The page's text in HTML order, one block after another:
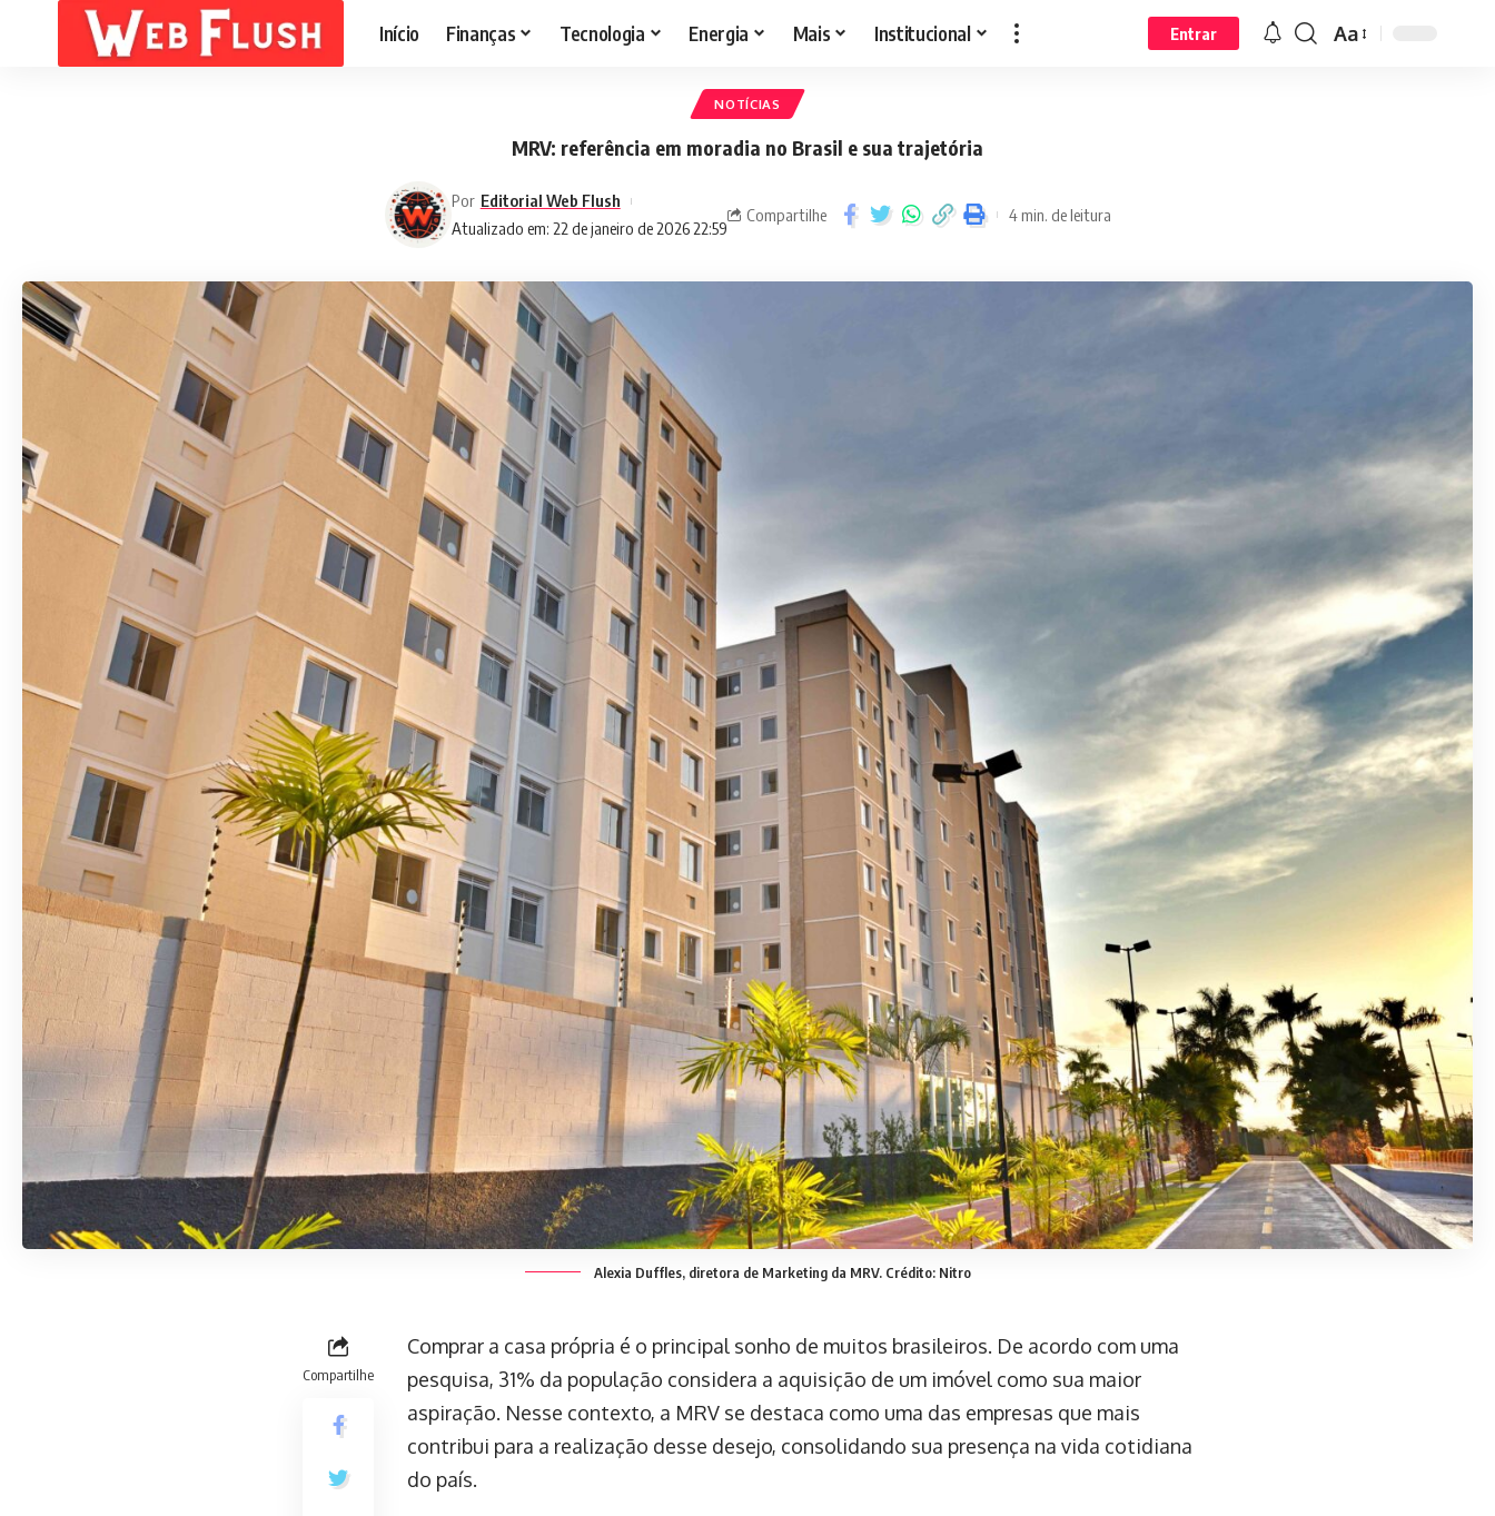
Início Finanças Tecnologia Energia Mais Institucional Entrar Aa
NOTÍCIAS
MRV: referência em moradia no Brasil e sua trajetória
Atualizado em: 22 de janeiro de 2026 22:59
Por Editorial Web Flush
Compartilhe 4 min. de leitura
Alexia Duffles, diretora de Marketing da MRV. Crédito: Nitro
Compartilhe
Comprar a casa própria é o principal sonho de muitos brasileiros. De acordo com uma
pesquisa, 31% da população considera a aquisição de um imóvel como sua maior
aspiração. Nesse contexto, a MRV se destaca como uma das empresas que mais
contribui para a realização desse desejo, consolidando sua presença na vida cotidiana
do país.